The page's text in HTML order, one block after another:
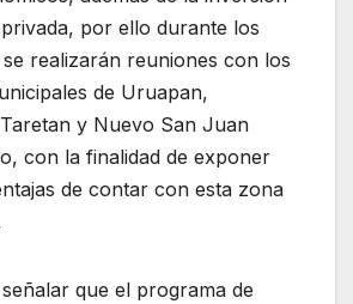
por ello durante los
realizarán reuniones con los
de Uruapan,
y Nuevo San Juan
con la finalidad de exponer
de contar con esta zona
que el programa de